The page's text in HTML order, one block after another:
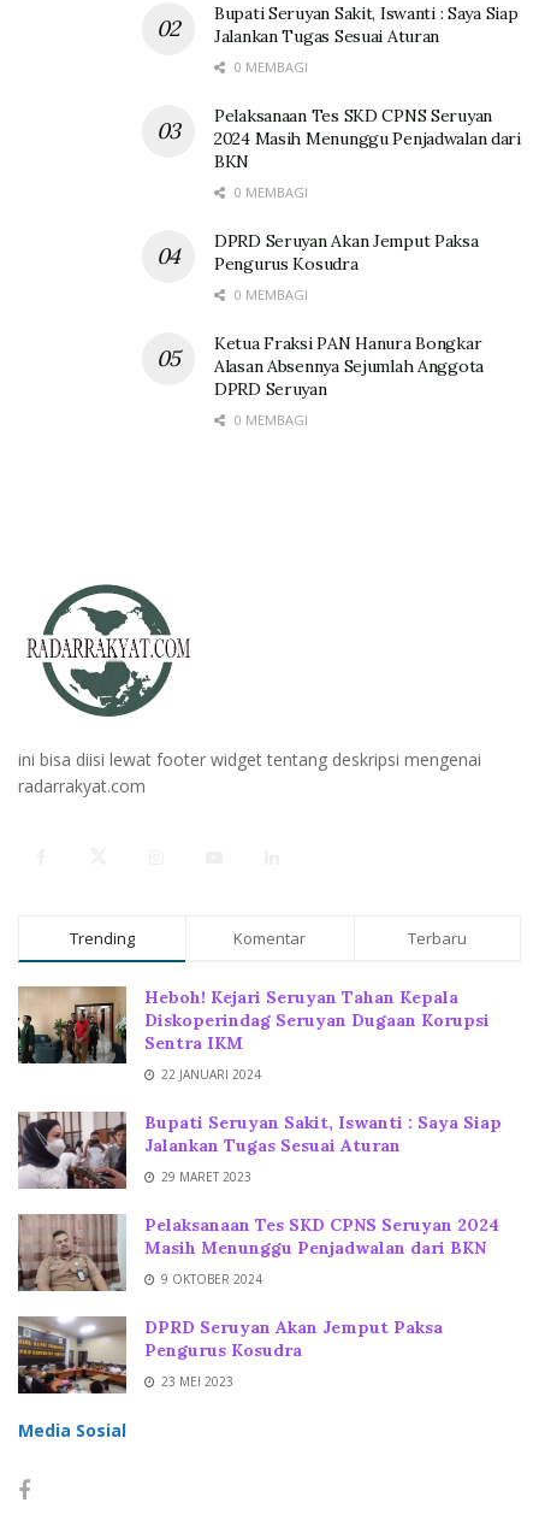
Bupati Seruyan Sakit, Iswanti : Saya Siap
Jalankan Tugas Sesuai Aturan
0 MEMBAGI
Pelaksanaan Tes SKD CPNS Seruyan
2024 Masih Menunggu Penjadwalan dari
BKN
0 MEMBAGI
DPRD Seruyan Akan Jemput Paksa
Pengurus Kosudra
0 MEMBAGI
Ketua Fraksi PAN Hanura Bongkar
Alasan Absennya Sejumlah Anggota
DPRD Seruyan
0 MEMBAGI
ini bisa diisi lewat footer widget tentang deskripsi mengenai
radarrakyat.com
Trending Komentar Terbaru
Heboh! Kejari Seruyan Tahan Kepala
Diskoperindag Seruyan Dugaan Korupsi
Sentra IKM
22 JANUARI 2024
Bupati Seruyan Sakit, Iswanti : Saya Siap
Jalankan Tugas Sesuai Aturan
29 MARET 2023
Pelaksanaan Tes SKD CPNS Seruyan 2024
Masih Menunggu Penjadwalan dari BKN
9 OKTOBER 2024
DPRD Seruyan Akan Jemput Paksa
Pengurus Kosudra
23 MEI 2023
Media Sosial